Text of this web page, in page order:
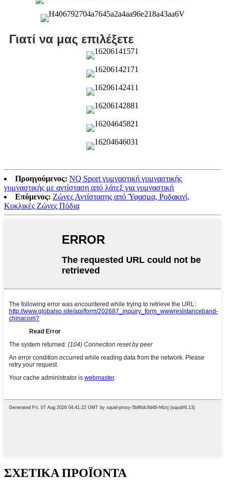
Γιατί να μας επιλέξετε
Προηγούμενος: NQ Sport γυμναστική γυμναστικής
γυμναστικής με αντίσταση από λάτεξ για γυμναστική
Επόμενος: Ζώνες Αντίστασης από Ύφασμα, Ροδακινί,
Κυκλικές Ζώνες Πόδια
ΣΧΕΤΙΚΑ ΠΡΟΪΟΝΤΑ